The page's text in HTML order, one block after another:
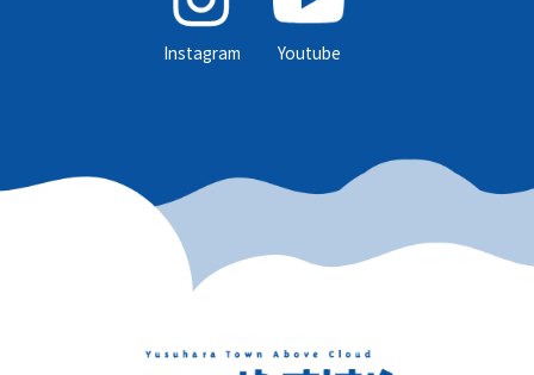
Instagram Youtube